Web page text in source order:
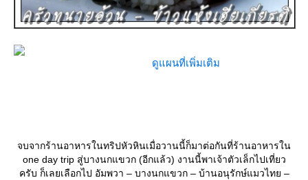
ดูแผนที่เพิ่มเติม
จบจากร้านอาหารในทริปหัวหินเมื่อวานนี้ก็มาต่อกันที่ร้านอาหารใน
one day trip สู่บางนกแขวก (อีกแล้ว) งานนี้พาเจ้าตัวเล็กไปเที่ยว
ครับ ก็เลยเลือกไป อัมพวา – บางนกแขวก – บ้านอนุรักษ์แมวไทย –